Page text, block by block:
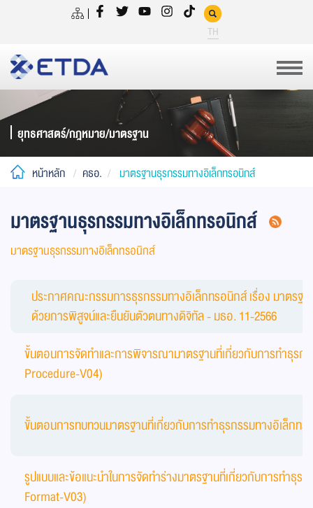
TH
ยุทธศาสตร์/กฎหมาย/มาตรฐาน
หน้าหลัก คธอ. มาตรฐานธุรกรรมทางอิเล็กทรอนิกส์
มาตรฐานธุรกรรมทางอิเล็กทรอนิกส์
มาตรฐานธุรกรรมทางอิเล็กทรอนิกส์
ประกาศคณะกรรมการธุรกรรมทางอิเล็กทรอนิกส์ เรื่อง มาตรฐ
ด้วยการพิสูจน์และยืนยันตัวตนทางดิจิทัล - มธอ. 11-2566
ขั้นตอนการจัดทำและการพิจารณามาตรฐานที่เกี่ยวกับการทำธุรก
Procedure-V04)
ขั้นตอนการทบทวนมาตรฐานที่เกี่ยวกับการทำธุรกรรมทางอิเล็กท
รูปแบบและข้อแนะนำในการจัดทำร่างมาตรฐานที่เกี่ยวกับการทำธุ
Format-V03)